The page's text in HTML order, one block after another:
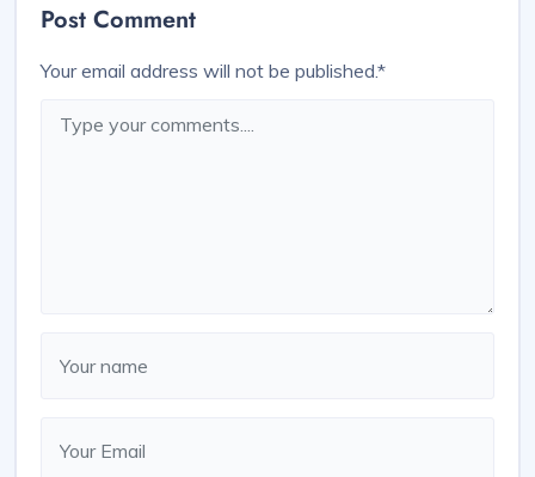
Post Comment
Your email address will not be published.*